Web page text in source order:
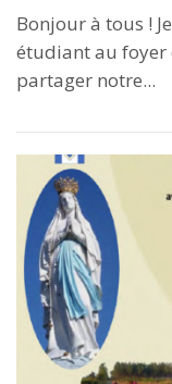
Bonjour à tous !
étudiant au foyer
partager notre...